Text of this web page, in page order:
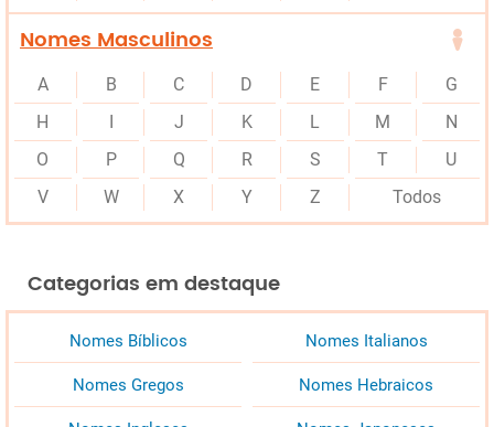
Nomes Masculinos
A B C D E F
G
H
J K L M
N
O
P Q R S T
U
V
W X Y Z Todos
Categorias em destaque
Nomes Bíblicos Nomes Italianos
Nomes Gregos Nomes Hebraicos